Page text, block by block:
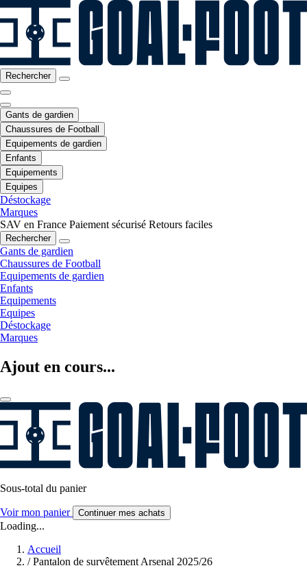
Rechercher
Gants de gardien
Chaussures de Football
Equipements de gardien
Enfants
Equipements
Equipes
Déstockage
Marques
SAV en France Paiement sécurisé Retours faciles
Rechercher
Gants de gardien
Chaussures de Football
Equipements de gardien
Enfants
Equipements
Equipes
Déstockage
Marques
Ajout en cours...
Sous-total du panier
Voir mon panier Continuer mes achats
Loading...
Accueil
/ Pantalon de survêtement Arsenal 2025/26